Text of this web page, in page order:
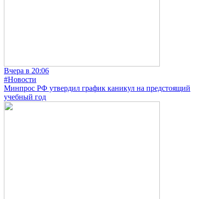
Вчера в 20:06
#Новости
Минпрос РФ утвердил график каникул на предстоящий
учебный год